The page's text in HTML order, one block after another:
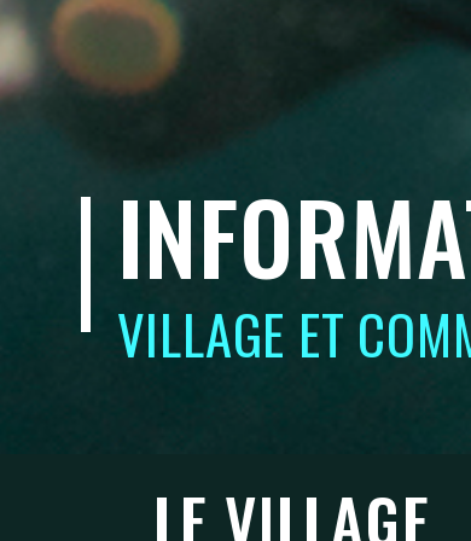
VILLAGE ET
LE VILLAGE